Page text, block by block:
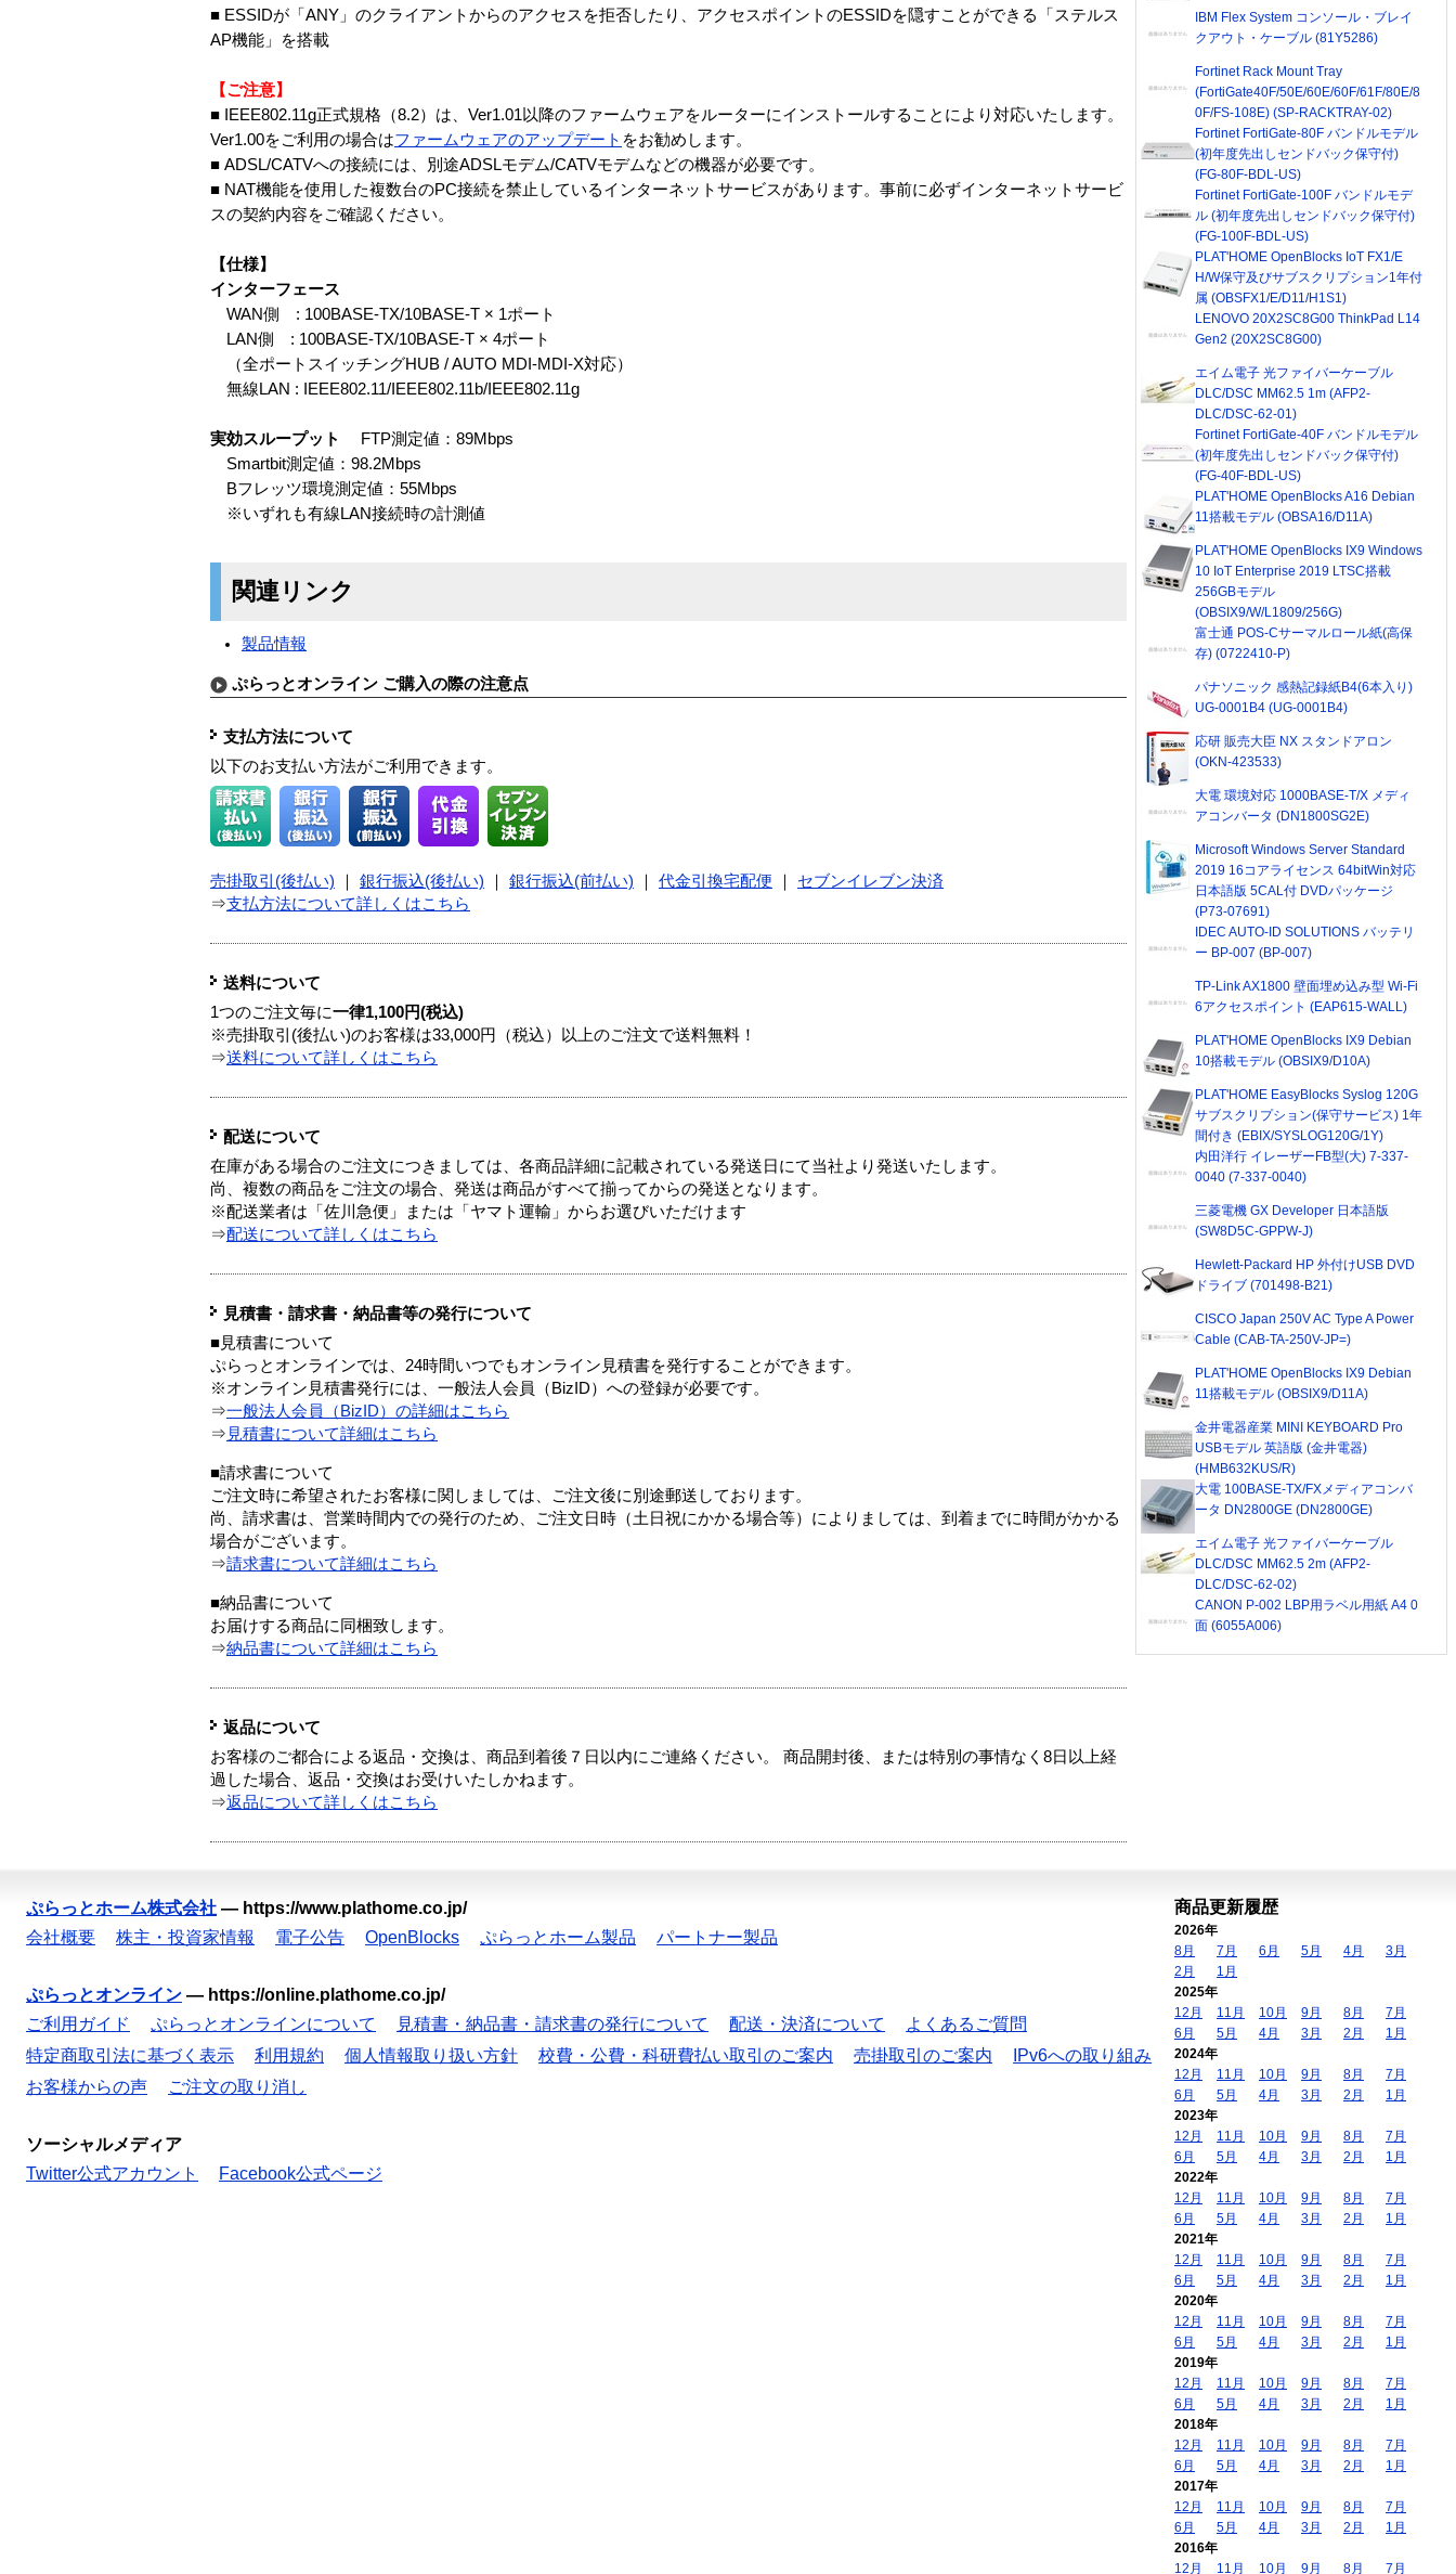
■ ESSIDが「ANY」のクライアントからのアクセスを拒否したり、アクセスポイントのESSIDを隠すことができる「ステルス
AP機能」を搭載
【ご注意】
■ IEEE802.11g正式規格（8.2）は、Ver1.01以降のファームウェアをルーターにインストールすることにより対応いたします。
Ver1.00をご利用の場合はファームウェアのアップデート をお勧めします。
■ ADSL/CATVへの接続には、別途ADSLモデム/CATVモデムなどの機器が必要です。
■ NAT機能を使用した複数台のPC接続を禁止しているインターネットサービスがあります。事前に必ずインターネットサービ
スの契約内容をご確認ください。
【仕様】
インターフェース
WAN側 : 100BASE-TX/10BASE-T × 1ポート
LAN側 : 100BASE-TX/10BASE-T × 4ポート
（全ポートスイッチングHUB / AUTO MDI-MDI-X対応）
無線LAN : IEEE802.11/IEEE802.11b/IEEE802.11g
実効スループット
FTP測定値：89Mbps
Smartbit測定値：98.2Mbps
Bフレッツ環境測定値：55Mbps
※いずれも有線LAN接続時の計測値
関連リンク
製品情報
ぷらっとオンライン ご購入の際の注意点
支払方法について
以下のお支払い方法がご利用できます。
売掛取引(後払い) 銀行振込(後払い) 銀行振込(前払い) 代金引換宅配便
セブンイレブン決済
⇒支払方法について詳しくはこちら
送料について
1つのご注文毎に一律1,100円(税込)
※売掛取引(後払い)のお客様は33,000円（税込）以上のご注文で送料無料！
⇒送料について詳しくはこちら
配送について
在庫がある場合のご注文につきましては、各商品詳細に記載されている発送日にて当社より発送いたします。
尚、複数の商品をご注文の場合、発送は商品がすべて揃ってからの発送となります。
※配送業者は「佐川急便」または「ヤマト運輸」からお選びいただけます
⇒配送について詳しくはこちら
見積書・請求書・納品書等の発行について
■見積書について
ぷらっとオンラインでは、24時間いつでもオンライン見積書を発行することができます。
※オンライン見積書発行には、一般法人会員（BizID）への登録が必要です。
⇒一般法人会員（BizID）の詳細はこちら
⇒ 見積書について詳細はこちら
■請求書について
ご注文時に希望されたお客様に関しましては、ご注文後に別途郵送しております。
尚、請求書は、営業時間内での発行のため、ご注文日時（土日祝にかかる場合等）によりましては、到着までに時間がかかる
場合がございます。
⇒請求書について詳細はこちら
■納品書について
お届けする商品に同梱致します。
⇒納品書について詳細はこちら
返品について
お客様のご都合による返品・交換は、商品到着後７日以内にご連絡ください。 商品開封後、または特別の事情なく8日以上経
過した場合、返品・交換はお受けいたしかねます。
⇒返品について詳しくはこちら
IBM Flex System コンソール・ブレイ
クアウト・ケーブル (81Y5286)
Fortinet Rack Mount Tray
(FortiGate40F/50E/60E/60F/61F/80E/8
0F/FS-108E) (SP-RACKTRAY-02)
Fortinet FortiGate-80F バンドルモデル
(初年度先出しセンドバック保守付)
(FG-80F-BDL-US)
Fortinet FortiGate-100F バンドルモデ
ル (初年度先出しセンドバック保守付)
(FG-100F-BDL-US)
PLAT'HOME OpenBlocks IoT FX1/E
H/W保守及びサブスクリプション1年付
属 (OBSFX1/E/D11/H1S1)
LENOVO 20X2SC8G00 ThinkPad L14
Gen2 (20X2SC8G00)
エイム電子 光ファイバーケーブル
DLC/DSC MM62.5 1m (AFP2-
DLC/DSC-62-01)
Fortinet FortiGate-40F バンドルモデル
(初年度先出しセンドバック保守付)
(FG-40F-BDL-US)
PLAT'HOME OpenBlocks A16 Debian
11搭載モデル (OBSA16/D11A)
PLAT'HOME OpenBlocks IX9 Windows
10 IoT Enterprise 2019 LTSC搭載
256GBモデル
(OBSIX9/W/L1809/256G)
富士通 POS-Cサーマルロール紙(高保
存) (0722410-P)
パナソニック 感熱記録紙B4(6本入り)
UG-0001B4 (UG-0001B4)
応研 販売大臣 NX スタンドアロン
(OKN-423533)
大電 環境対応 1000BASE-T/X メディ
アコンバータ (DN1800SG2E)
Microsoft Windows Server Standard
2019 16コアライセンス 64bitWin対応
日本語版 5CAL付 DVDパッケージ
(P73-07691)
IDEC AUTO-ID SOLUTIONS バッテリ
ー BP-007 (BP-007)
TP-Link AX1800 壁面埋め込み型 Wi-Fi
6アクセスポイント (EAP615-WALL)
PLAT'HOME OpenBlocks IX9 Debian
10搭載モデル (OBSIX9/D10A)
PLAT'HOME EasyBlocks Syslog 120G
サブスクリプション(保守サービス) 1年
間付き (EBIX/SYSLOG120G/1Y)
内田洋行 イレーザーFB型(大) 7-337-
0040 (7-337-0040)
三菱電機 GX Developer 日本語版
(SW8D5C-GPPW-J)
Hewlett-Packard HP 外付けUSB DVD
ドライブ (701498-B21)
CISCO Japan 250V AC Type A Power
Cable (CAB-TA-250V-JP=)
PLAT'HOME OpenBlocks IX9 Debian
11搭載モデル (OBSIX9/D11A)
金井電器産業 MINI KEYBOARD Pro
USBモデル 英語版 (金井電器)
(HMB632KUS/R)
大電 100BASE-TX/FXメディアコンバ
ータ DN2800GE (DN2800GE)
エイム電子 光ファイバーケーブル
DLC/DSC MM62.5 2m (AFP2-
DLC/DSC-62-02)
CANON P-002 LBP用ラベル用紙 A4 0
面 (6055A006)
ぷらっとホーム株式会社 — https://www.plathome.co.jp/
会社概要
株主・投資家情報 電子公告 OpenBlocks ぷらっとホーム製品 パートナー製品
ぷらっとオンライン — https://online.plathome.co.jp/
ご利用ガイド
ぷらっとオンラインについて 見積書・納品書・請求書の発行について 配送・決済について
よくあるご質問
特定商取引法に基づく表示
利用規約 個人情報取り扱い方針 校費・公費・科研費払い取引のご案内 売掛取引のご案内
IPv6への取り組み
お客様からの声
ご注文の取り消し
ソーシャルメディア
Twitter公式アカウント
Facebook公式ページ
商品更新履歴
2026年
8月
7月 6月 5月 4月
3月
2月
1月
2025年
12月
11月 10月 9月 8月
7月
6月
5月 4月 3月 2月
1月
2024年
12月
11月 10月 9月 8月
7月
6月
5月 4月 3月 2月
1月
2023年
12月
11月 10月 9月 8月
7月
6月
5月 4月 3月 2月
1月
2022年
12月
11月 10月 9月 8月
7月
6月
5月 4月 3月 2月
1月
2021年
12月
11月 10月 9月 8月
7月
6月
5月 4月 3月 2月
1月
2020年
12月
11月 10月 9月 8月
7月
6月
5月 4月 3月 2月
1月
2019年
12月
11月 10月 9月 8月
7月
6月
5月 4月 3月 2月
1月
2018年
12月
11月 10月 9月 8月
7月
6月
5月 4月 3月 2月
1月
2017年
12月
11月 10月 9月 8月
7月
6月
5月 4月 3月 2月
1月
2016年
12月
11月 10月 9月 8月 7月